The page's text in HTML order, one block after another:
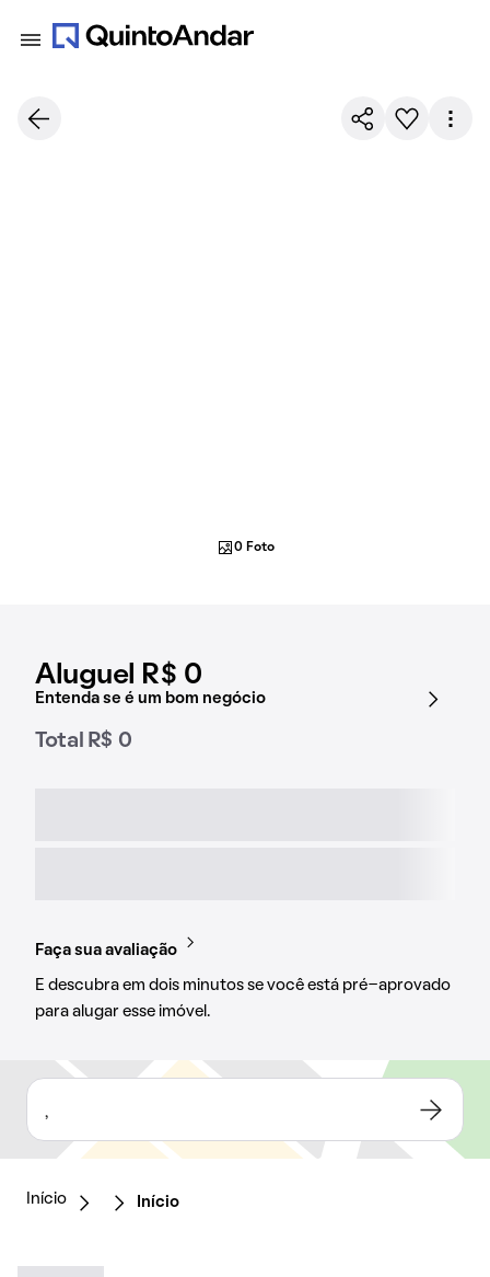
Aluguel R$ 0
Entenda se é um bom negócio
Total R$ 0
Faça sua avaliação
E descubra em dois minutos se você está pré-aprovado
para alugar esse imóvel.
0 Foto
,
Início Início